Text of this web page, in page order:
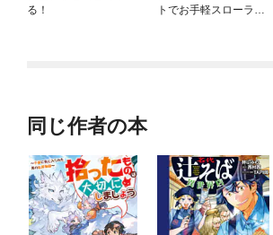
る！
トでお手軽スローライ
同じ作者の本